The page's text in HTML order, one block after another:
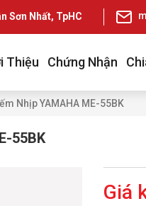
Sơn Nhất, TpHCM
Thiệu Chứng Nhận
Nhịp YAMAHA ME-55BK
55BK
Giá